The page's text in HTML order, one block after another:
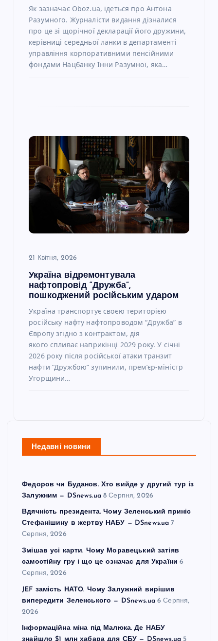
Як зазначає Oboz.ua, ідеться про Антона
Разумного. Журналісти видання дізналися
про це зі щорічної декларації його дружини,
керівниці середньої ланки в департаменті
управління корпоративними пенсійними
фондами Нацбанку Інни Разумної, яка…
21 Квітня, 2026
Україна відремонтувала
нафтопровід “Дружба”,
пошкоджений російським ударом
Україна транспортує своєю територією
російську нафту нафтопроводом “Дружба” в
Європу згідно з контрактом, дія
якого спливає наприкінці 2029 року. У січні
2026 року після російської атаки транзит
нафти “Дружбою” зупинили, прем’єр-міністр
Угорщини…
Недавні новини
Федоров чи Буданов. Хто вийде у другий тур із
Залужним — DSnews.ua 8 Серпня, 2026
Вдячність президента. Чому Зеленський приніс
Стефанішину в жертву НАБУ — DSnews.ua 7
Серпня, 2026
Змішав усі карти. Чому Моравецький затіяв
самостійну гру і що це означає для України 6
Серпня, 2026
JEF замість НАТО. Чому Залужний вирішив
випередити Зеленського — DSnews.ua 6 Серпня,
2026
Інформаційна міна під Малюка. Де НАБУ
знайшло $1 млн хабара для СБУ — DSnews.ua 5